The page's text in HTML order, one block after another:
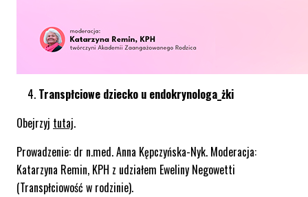
Transpłciowe dziecko u endokrynologa_żki
Obejrzyj tutaj.
Prowadzenie: dr n.med. Anna Kępczyńska-Nyk. Moderacja:
Katarzyna Remin, KPH z udziałem Eweliny Negowetti
(Transpłciowość w rodzinie).